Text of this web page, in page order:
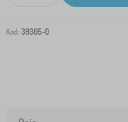
Kod: 39305-0